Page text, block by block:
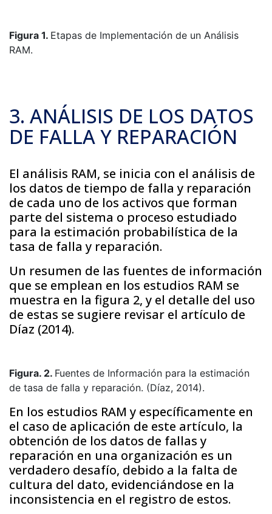
Figura 1. Etapas de Implementación de un Análisis
RAM.
3. ANÁLISIS DE LOS DATOS
DE FALLA Y REPARACIÓN
El análisis RAM, se inicia con el análisis de
los datos de tiempo de falla y reparación
de cada uno de los activos que forman
parte del sistema o proceso estudiado
para la estimación probabilística de la
tasa de falla y reparación.
Un resumen de las fuentes de información
que se emplean en los estudios RAM se
muestra en la figura 2, y el detalle del uso
de estas se sugiere revisar el artículo de
Díaz (2014).
Figura. 2. Fuentes de Información para la estimación
de tasa de falla y reparación. (Díaz, 2014).
En los estudios RAM y específicamente en
el caso de aplicación de este artículo, la
obtención de los datos de fallas y
reparación en una organización es un
verdadero desafío, debido a la falta de
cultura del dato, evidenciándose en la
inconsistencia en el registro de estos.